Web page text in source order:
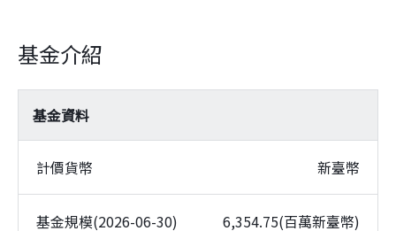
基金介紹
基金資料
計價貨幣 新臺幣
基金規模(2026-06-30) 6,354.75(百萬新臺幣)